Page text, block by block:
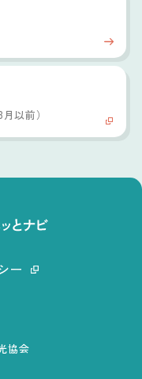
月以前）
ー
協会